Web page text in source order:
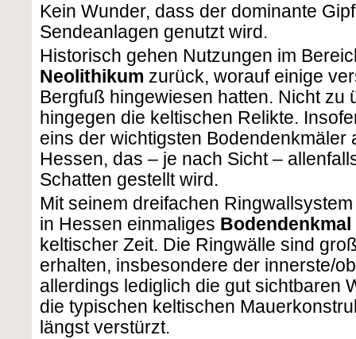
Kein Wunder, dass der dominante
Sendeanlagen genutzt wird.
Historisch gehen Nutzungen im
Neolithikum zurück, worauf einige
Bergfuß hingewiesen hatten. Nicht zu
hingegen die keltischen Relikte.
eins der wichtigsten Bodendenkmäler
Hessen, das – je nach Sicht –
Schatten gestellt wird.
Mit seinem dreifachen
in Hessen einmaliges Bodendenkmal
keltischer Zeit. Die Ringwälle sind
erhalten, insbesondere der innerste/
allerdings lediglich die gut sichtbaren
die typischen keltischen
längst verstürzt.